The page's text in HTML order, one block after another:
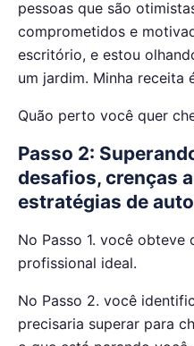
pessoas que são
comprometidos e
escritório, e estou
um jardim. Minha receita
Quão perto você quer
Passo 2:
desafios, crenças
estratégias de
No Passo 1. você obteve
profissional ideal.
No Passo 2. você
precisaria superar para